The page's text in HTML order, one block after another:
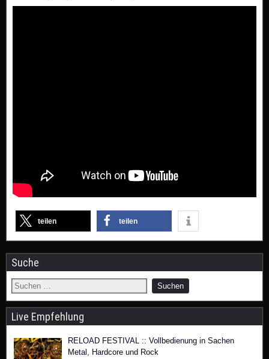
teilen teilen
Suche
Live Empfehlung
RELOAD FESTIVAL :: Vollbedienung in Sachen
Metal, Hardcore und Rock